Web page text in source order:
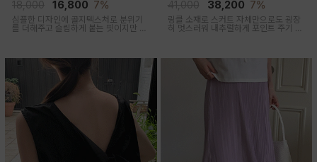
16,800 7%
심플한 디자인에 골지텍스처로 분위기
를 더해주고 슬림하게 붙는 핏이지만 부
38,200 7%
링클 소재로 스커트 자체만으로도 굉장
히 멋스러워 내추럴하게 포인트 주기 좋